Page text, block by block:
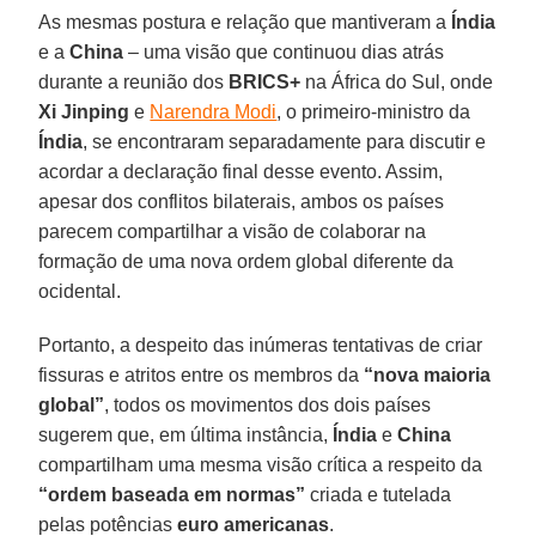
As mesmas postura e relação que mantiveram a Índia
e aChina – uma visão que continuou dias atrás
durante a reunião dos BRICS+ na África do Sul, onde
Xi Jinping e Narendra Modi, o primeiro-ministro da
Índia, se encontraram separadamente para discutir e
acordar a declaração final desse evento. Assim,
apesar dos conflitos bilaterais, ambos os países
parecem compartilhar a visão de colaborar na
formação de uma nova ordem global diferente da
ocidental.
Portanto, a despeito das inúmeras tentativas de criar
fissuras e atritos entre os membros da “nova maioria
global”, todos os movimentos dos dois países
sugerem que, em última instância, Índia eChina
compartilham uma mesma visão crítica a respeito da
“ordem baseada em normas” criada e tutelada
pelas potênciaseuro americanas.